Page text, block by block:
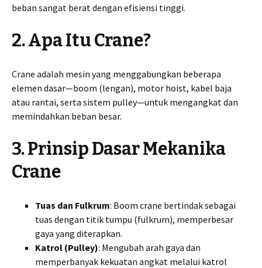
beban sangat berat dengan efisiensi tinggi.
2. Apa Itu Crane?
Crane adalah mesin yang menggabungkan beberapa
elemen dasar—boom (lengan), motor hoist, kabel baja
atau rantai, serta sistem pulley—untuk mengangkat dan
memindahkan beban besar.
3. Prinsip Dasar Mekanika
Crane
Tuas dan Fulkrum: Boom crane bertindak sebagai
tuas dengan titik tumpu (fulkrum), memperbesar
gaya yang diterapkan.
Katrol (Pulley): Mengubah arah gaya dan
memperbanyak kekuatan angkat melalui katrol